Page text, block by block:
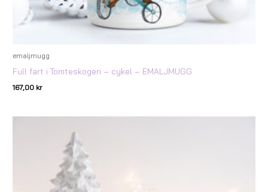
emaljmugg
Full fart i Tomteskogen – cykel – EMALJMUGG
167,00 kr